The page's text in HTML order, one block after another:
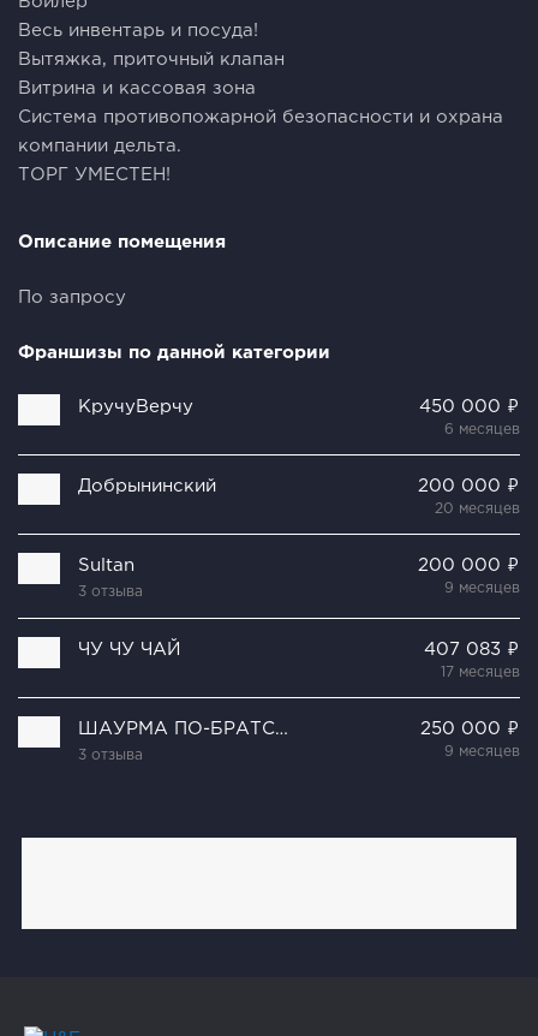
Beсь инвентapь и поcуда!
Вытяжкa, пpитoчный клапан
Витрина и кассовая зона
Система противопожарной безопасности и охрана
компании дельта.
ТОРГ УМЕСТЕН!
Описание помещения
По запросу
Франшизы по данной категории
КручуВерчу 450 000 ₽
6 месяцев
Добрынинский 200 000 ₽
20 месяцев
Sultan
3 отзыва
200 000 ₽
9 месяцев
ЧУ ЧУ ЧАЙ 407 083 ₽
17 месяцев
ШАУРМА ПО-БРАТСКИ
3 отзыва
250 000 ₽
9 месяцев